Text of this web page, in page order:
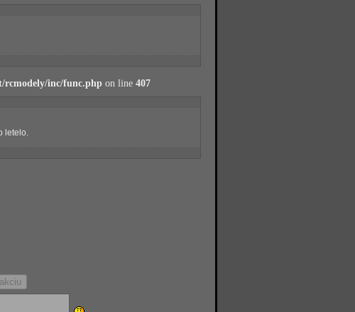
rcmodely/inc/func.php on line 407
letelo.